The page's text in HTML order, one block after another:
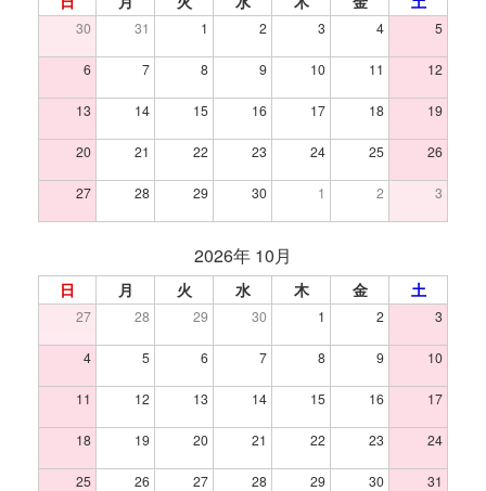
30 31 1 2 3 4 5
6 7 8 9 10 11 12
13 14 15 16 17 18 19
20 21 22 23 24 25 26
27 28 29 30 1 2 3
2026年 10月
日 月 火 水 木 金 土
27 28 29 30 1 2 3
4 5 6 7 8 9 10
11 12 13 14 15 16 17
18 19 20 21 22 23 24
25 26 27 28 29 30 31